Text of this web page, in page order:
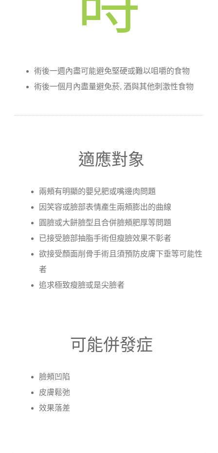
術後一週內盡可能避免堅硬或難以咀嚼的食物
術後一個月內盡量避免菸, 酒與其他刺激性食物
適應對象
兩頰有明顯的嬰兒肥或嘴邊肉問題
因笑容或臉部表情產生兩頰膨出的曲線
圓臉或大餅臉型且合併臉頰肥厚等問題
已接受臉部抽脂手術但瘦臉效果不彰者
欲接受顏面削骨手術且須預防皮膚下垂等可能性
者
追求極致瘦臉或是尖臉者
可能併發症
臉頰凹陷
皮膚鬆弛
效果落差